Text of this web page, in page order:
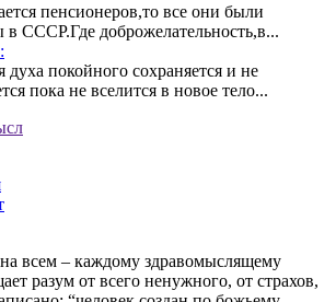
пенсионеров,то все они были
в СССР.Где доброжелательность,в...
духа покойного сохраняется и не
пока не вселится в новое тело...
всем – каждому здравомыслящему
разум от всего ненужного, от страхов,